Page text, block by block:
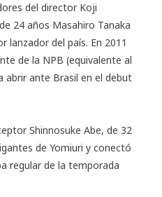
del director Koji
24 años Masahiro Tanaka
lanzador del país. En 2011
de la NPB (equivalente al
abrir ante Brasil en el debut
Shinnosuke Abe, de 32
de Yomiuri y conectó
regular de la temporada